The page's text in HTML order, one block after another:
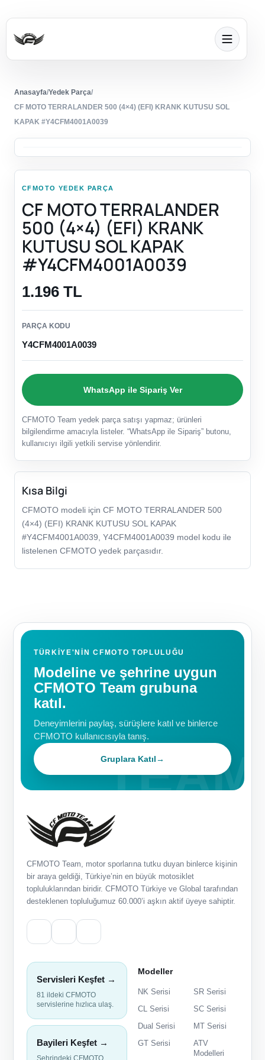
Anasayfa/Yedek Parça/
CF MOTO TERRALANDER 500 (4×4) (EFI) KRANK KUTUSU SOL
KAPAK #Y4CFM4001A0039
CFMOTO YEDEK PARÇA
CF MOTO TERRALANDER
500 (4×4) (EFI) KRANK
KUTUSU SOL KAPAK
#Y4CFM4001A0039
1.196 TL
PARÇA KODU
Y4CFM4001A0039
WhatsApp ile Sipariş Ver
CFMOTO Team yedek parça satışı yapmaz; ürünleri
bilgilendirme amacıyla listeler. “WhatsApp ile Sipariş” butonu,
kullanıcıyı ilgili yetkili servise yönlendirir.
Kısa Bilgi
CFMOTO modeli için CF MOTO TERRALANDER 500
(4×4) (EFI) KRANK KUTUSU SOL KAPAK
#Y4CFM4001A0039, Y4CFM4001A0039 model kodu ile
listelenen CFMOTO yedek parçasıdır.
TÜRKIYE'NIN CFMOTO TOPLULUĞU
Modeline ve şehrine uygun
CFMOTO Team grubuna
katıl.
Deneyimlerini paylaş, sürüşlere katıl ve binlerce
CFMOTO kullanıcısıyla tanış.
Gruplara Katıl→
CFMOTO Team, motor sporlarına tutku duyan binlerce kişinin
bir araya geldiği, Türkiye’nin en büyük motosiklet
topluluklarından biridir. CFMOTO Türkiye ve Global tarafından
desteklenen topluluğumuz 60.000’i aşkın aktif üyeye sahiptir.
Servisleri Keşfet →
81 ildeki CFMOTO
servislerine hızlıca ulaş.
Bayileri Keşfet →
Modeller
NK Serisi
SR Serisi
CL Serisi
SC Serisi
Dual Serisi
MT Serisi
GT Serisi
ATV
Modelleri